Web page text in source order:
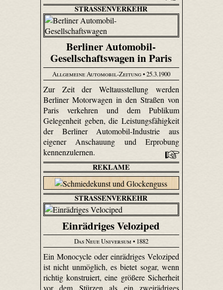
STRASSENVERKEHR
Berliner Automobil-
Gesellschaftswagen in Paris
Allgemeine Automobil-Zeitung• 25.3.1900
Zur Zeit der Weltausstellung werden
Berliner Motorwagen in den Straßen von
Paris verkehren und dem Publikum
Gelegenheit geben, die Leistungsfähigkeit
der Berliner Automobil-Industrie aus
eigener Anschauung und Erprobung
kennenzulernen.
REKLAME
STRASSENVERKEHR
Einrädriges Veloziped
Das Neue Universum • 1882
Ein Monocycle oder einrädriges Veloziped
ist nicht unmöglich, es bietet sogar, wenn
richtig konstruiert, eine größere Sicherheit
vor dem Stürzen als ein zweirädriges